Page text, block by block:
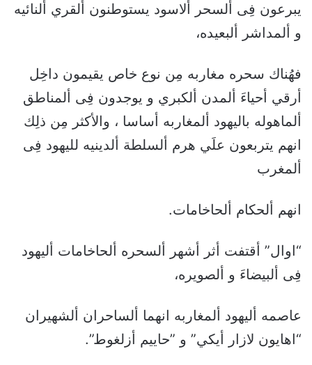
يبرعون فِى ألسحر ألاسود يستوطنون ألقري ألنائيه
و ألمداشر ألبعيده،
فهُناك سحره مغاربه مِن نوع خاص يقيمون داخِل
أرقي أحياءَ ألمدن ألكبري و يوجدون فِى ألمناطق
ألماهوله باليهود ألمغاربه أساسا ، والأكثر مِن ذلِك
انهم يتربعون علَي هرم ألسلطة ألدينيه لليهود فِى
ألمغرب
انهم ألحكام ألحاخامات.
“اوال” أقتفت أثر أشهر ألسحره ألحاخامات أليهود
فِى ألبيضاءَ و ألصويره،
عاصمه أليهود ألمغاربه انهما ألساحران ألشهيران
“اهايون لازار أيكي” و ”حاييم أزلغوط”.